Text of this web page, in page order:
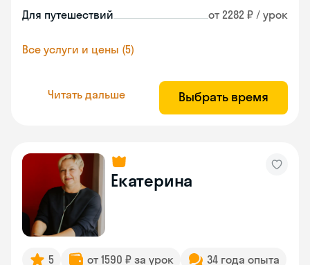
Для путешествий от 2282 ₽ / урок
Все услуги и цены (5)
Читать дальше Выбрать время
Екатерина
5 от 1590 ₽ за урок
34 года опыта